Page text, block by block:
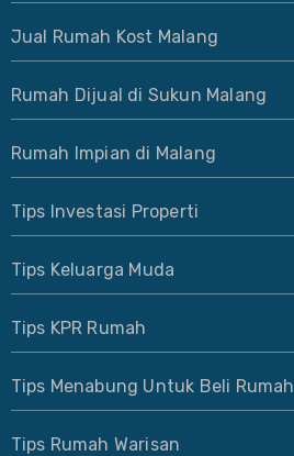
Jual Rumah Kost Malang
Rumah Dijual di Sukun Malang
Rumah Impian di Malang
Tips Investasi Properti
Tips Keluarga Muda
Tips KPR Rumah
Tips Menabung Untuk Beli Rumah
Tips Rumah Warisan